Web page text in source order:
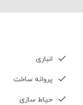
انباری
پروانه ساخت
حیاط سازی